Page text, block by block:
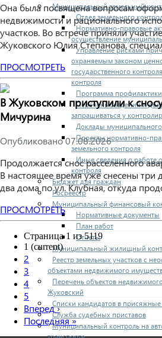
Муниципальный земельный
Отдел земельного
Нормативно-правовые
осуществление
Управление рисками
охраняемым законом
государственного
контроля
Программа профилактики
Перечень сведений и
запрашиваться у
Доклады
Проекты нормативно-
земельного контроля
Иные сведения о работе
контроля
Бюджет для граждан
Росреестр
Муниципальный финансовый
Нормативные документы
План работ
Отчеты
Муниципальный жилищный
Реестр земельных участков с
объектами недвижимого
Перечень объектов
Жуковский
Списки кандидатов в присяжные
Служба судебных приставов
Муниципальный контроль на
транспорте
Она была посвящена вопросам
недвижимости и рационального
участков. Во встрече приняли
Жуковского Юлия Степанова,
ПРОСМОТРЕТЬ
В Жуковском приступили к
Мичурина
Опубликовано07.08.2026
Продолжается снос расселенного
В настоящее время уже снесены три
два дома по ул. Клубная, откуда
ПРОСМОТРЕТЬ
Страница 1 из 5119
1 (current)
2
3
4
5
Вперед›
Последняя»